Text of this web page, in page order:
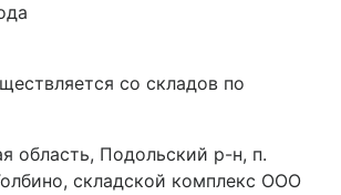
со складов по
область, Подольский р-н, п.
складской комплекс ООО